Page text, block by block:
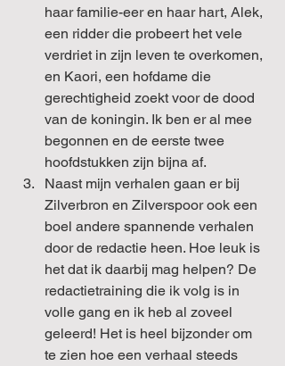
haar familie-eer en haar hart, Alek,
een ridder die probeert het vele
verdriet in zijn leven te overkomen,
en Kaori, een hofdame die
gerechtigheid zoekt voor de dood
van de koningin. Ik ben er al mee
begonnen en de eerste twee
hoofdstukken zijn bijna af.
Naast mijn verhalen gaan er bij
Zilverbron en Zilverspoor ook een
boel andere spannende verhalen
door de redactie heen. Hoe leuk is
het dat ik daarbij mag helpen? De
redactietraining die ik volg is in
volle gang en ik heb al zoveel
geleerd! Het is heel bijzonder om
te zien hoe een verhaal steeds